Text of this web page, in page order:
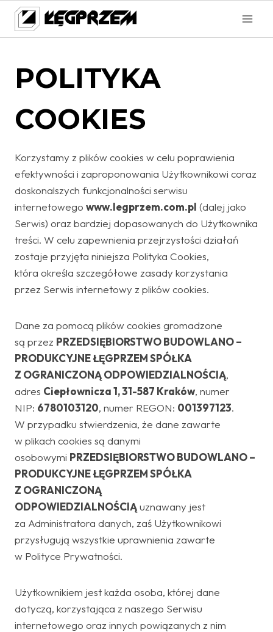
Przejdź
treści
POLITYKA
COOKIES
Korzystamy z plików cookies w celu poprawienia
efektywności i zaproponowania Użytkownikowi coraz
doskonalszych funkcjonalności serwisu
internetowego www.legprzem.com.pl (dalej jako
Serwis) oraz bardziej dopasowanych do Użytkownika
treści. W celu zapewnienia przejrzystości działań
zostaje przyjęta niniejsza Polityka Cookies,
która określa szczegółowe zasady korzystania
przez Serwis internetowy z plików cookies.
Dane za pomocą plików cookies gromadzone
są przez PRZEDSIĘBIORSTWO BUDOWLANO –
PRODUKCYJNE ŁĘGPRZEM SPÓŁKA
Z OGRANICZONĄ ODPOWIEDZIALNOŚCIĄ,
adres Ciepłownicza 1, 31-587 Kraków, numer
NIP: 6780103120, numer REGON: 001397123.
W przypadku stwierdzenia, że dane zawarte
w plikach cookies są danymi
osobowymi PRZEDSIĘBIORSTWO BUDOWLANO –
PRODUKCYJNE ŁĘGPRZEM SPÓŁKA
Z OGRANICZONĄ
ODPOWIEDZIALNOŚCIĄuznawany jest
za Administratora danych, zaś Użytkownikowi
przysługują wszystkie uprawnienia zawarte
w Polityce Prywatności.
Użytkownikiem jest każda osoba, której dane
dotyczą, korzystająca z naszego Serwisu
internetowego oraz innych powiązanych z nim